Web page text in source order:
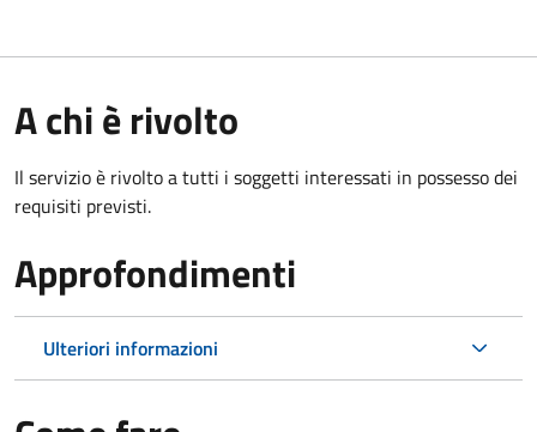
A chi è rivolto
Il servizio è rivolto a tutti i soggetti interessati in possesso dei
requisiti previsti.
Approfondimenti
Ulteriori informazioni